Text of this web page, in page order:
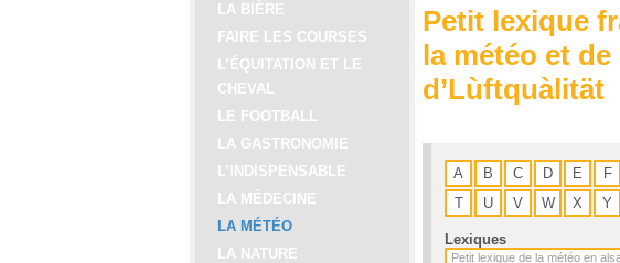
LA BIÈRE
FAIRE LES COURSES
L’ÉQUITATION ET LE
CHEVAL
LE FOOTBALL
LA GASTRONOMIE
L’INDISPENSABLE
LA MÉDECINE
LA MÉTÉO
LA NATURE
Petit lexique
la météo et de
d’Lùftquàlität
A B C D E F
T
U V W X Y
Lexiques